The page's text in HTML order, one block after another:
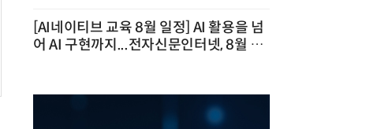
[AI네이티브 교육 8월 일정] AI 활용을 넘
어 AI 구현까지...전자신문인터넷, 8월 실